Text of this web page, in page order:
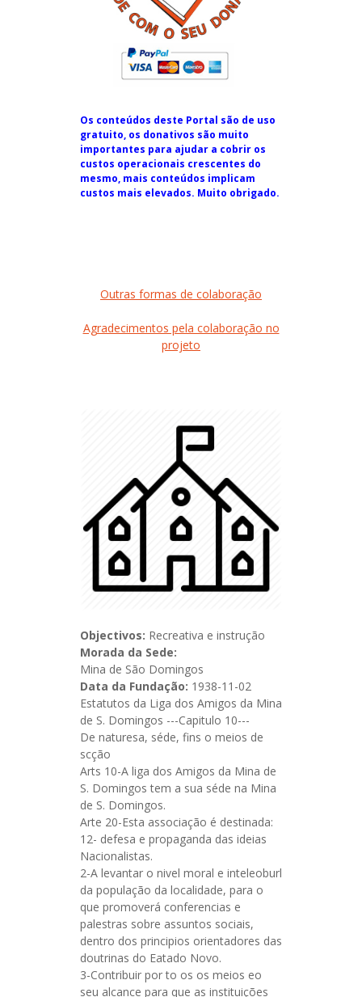
Os conteúdos deste Portal são de uso
gratuito, os donativos são muito
importantes para ajudar a cobrir os
custos operacionais crescentes do
mesmo, mais conteúdos implicam
custos mais elevados. Muito obrigado.
Outras formas de colaboração
Agradecimentos pela colaboração no
projeto
Objectivos: Recreativa e instrução
Morada da Sede:
Mina de São Domingos
Data da Fundação: 1938-11-02
Estatutos da Liga dos Amigos da Mina
de S. Domingos ---Capitulo 10---
De naturesa, séde, fins o meios de
scção
Arts 10-A liga dos Amigos da Mina de
S. Domingos tem a sua séde na Mina
de S. Domingos.
Arte 20-Esta associação é destinada:
12- defesa e propaganda das ideias
Nacionalistas.
2-A levantar o nivel moral e inteleoburl
da população da localidade, para o
que promoverá conferencias e
palestras sobre assuntos sociais,
dentro dos principios orientadores das
doutrinas do Eatado Novo.
3-Contribuir por to os os meios eo
seu alcance para que as instituições